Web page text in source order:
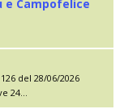
Campofelice
del 28/06/2026
24...